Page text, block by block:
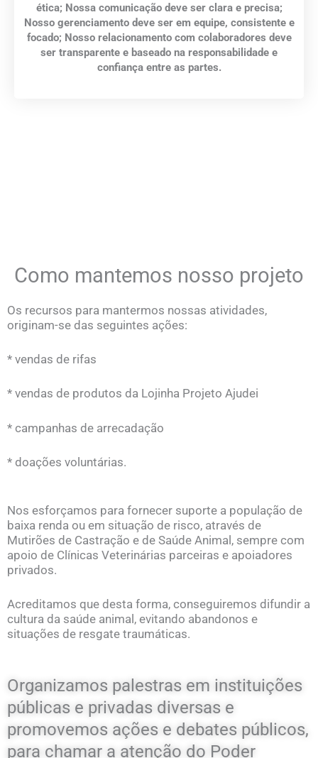
ética; Nossa comunicação deve ser clara e precisa;
Nosso gerenciamento deve ser em equipe, consistente e
focado; Nosso relacionamento com colaboradores deve
ser transparente e baseado na responsabilidade e
confiança entre as partes.
Como mantemos nosso projeto
Os recursos para mantermos nossas atividades,
originam-se das seguintes ações:
* vendas de rifas
* vendas de produtos da Lojinha Projeto Ajudei
* campanhas de arrecadação
* doações voluntárias.
Nos esforçamos para fornecer suporte a população de
baixa renda ou em situação de risco, através de
Mutirões de Castração e de Saúde Animal, sempre com
apoio de Clínicas Veterinárias parceiras e apoiadores
privados.
Acreditamos que desta forma, conseguiremos difundir a
cultura da saúde animal, evitando abandonos e
situações de resgate traumáticas.
Organizamos palestras em instituições
públicas e privadas diversas e
promovemos ações e debates públicos,
para chamar a atenção do Poder